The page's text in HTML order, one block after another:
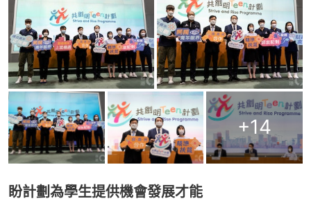
+14
盼計劃為學生提供機會發展才能